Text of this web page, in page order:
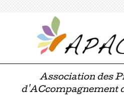
Association des
d'ACcompagnement